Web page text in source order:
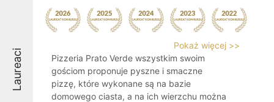
Laureaci
Pokaż więcej >>
Pizzeria Prato Verde wszystkim swoim
gościom proponuje pyszne i smaczne
pizzę, które wykonane są na bazie
domowego ciasta, a na ich wierzchu można